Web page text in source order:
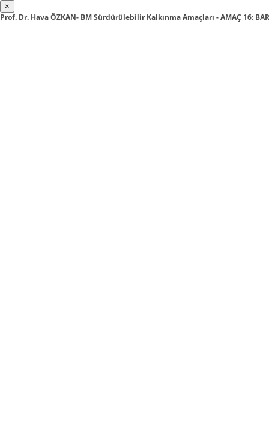
×
Prof. Dr. Hava ÖZKAN- BM Sürdürülebilir Kalkınma Amaçları - AMAÇ 16: